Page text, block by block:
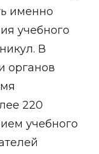
именно
учебного
В
органов
220
учебного